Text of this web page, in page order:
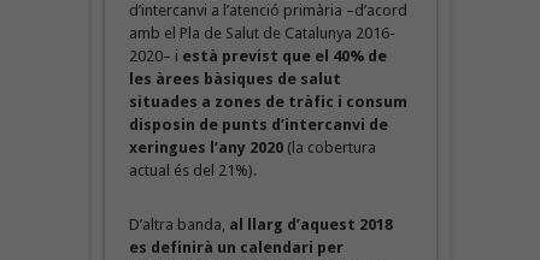
d’intercanvi a l’atenció primària –d’acord
amb el Pla de Salut de Catalunya 2016-
2020– i està previst que el 40% de
les àrees bàsiques de salut
situades a zones de tràfic i consum
disposin de punts d’intercanvi de
xeringues l’any 2020(la cobertura
actual és del 21%).
D’altra banda, al llarg d’aquest 2018
es definirà un calendari per